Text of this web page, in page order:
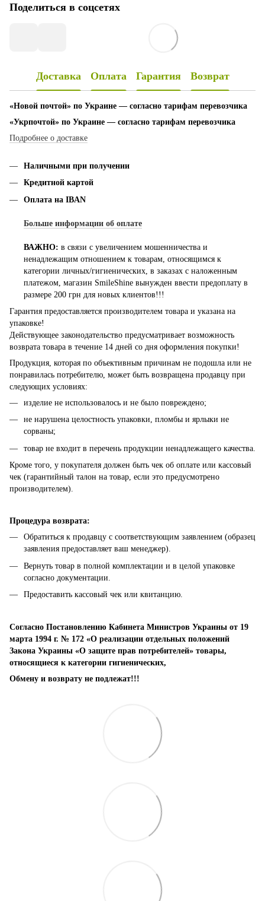
Поделиться в соцсетях
Доставка Оплата Гарантия Возврат
«Новой почтой» по Украине — согласно тарифам перевозчика
«Укрпочтой» по Украине — согласно тарифам перевозчика
Подробнее о доставке
Наличными при получении
Кредитной картой
Оплата на IBAN
Больше информации об оплате
ВАЖНО: в связи с увеличением мошенничества и
ненадлежащим отношением к товарам, относящимся к
категории личных/гигиенических, в заказах с наложенным
платежом, магазин SmileShine вынужден ввести предоплату в
размере 200 грн для новых клиентов!!!
Гарантия предоставляется производителем товара и указана на
упаковке!
Действующее законодательство предусматривает возможность
возврата товара в течение 14 дней со дня оформления покупки!
Продукция, которая по объективным причинам не подошла или не
понравилась потребителю, может быть возвращена продавцу при
следующих условиях:
изделие не использовалось и не было повреждено;
не нарушена целостность упаковки, пломбы и ярлыки не
сорваны;
товар не входит в перечень продукции ненадлежащего качества.
Кроме того, у покупателя должен быть чек об оплате или кассовый
чек (гарантийный талон на товар, если это предусмотрено
производителем).
Процедура возврата:
Обратиться к продавцу с соответствующим заявлением (образец
заявления предоставляет ваш менеджер).
Вернуть товар в полной комплектации и в целой упаковке
согласно документации.
Предоставить кассовый чек или квитанцию.
Согласно Постановлению Кабинета Министров Украины от 19
марта 1994 г. № 172 «О реализации отдельных положений
Закона Украины «О защите прав потребителей» товары,
относящиеся к категории гигиенических,
Обмену и возврату не подлежат!!!